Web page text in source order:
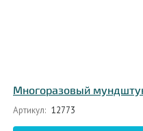
Многоразовый
Артикул: 12773